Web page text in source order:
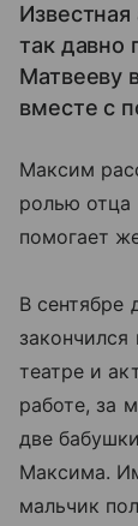
Известная
так давно
Матвееву
вместе с
Максим
ролью отца
помогает
В сентябре
театре и
работе, за
две
Максима.
мальчик